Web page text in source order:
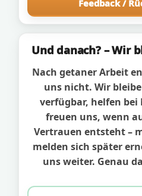
Feedback /
Und danach? – Wir
Nach getaner Arbeit
uns nicht. Wir
verfügbar, helfen
freuen uns, wenn
Vertrauen entsteht –
melden sich später
uns weiter. Genau